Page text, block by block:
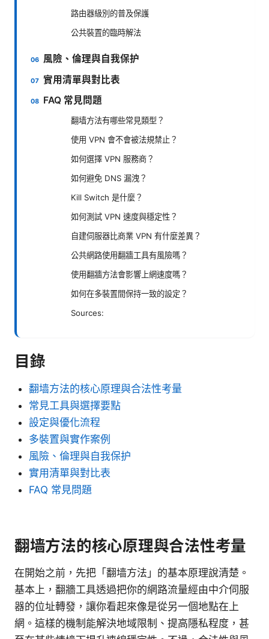
路由器級別的普及保護
公共裝置的臨時解法
風險、倫理與自我保护
實用清單與對比表
FAQ 常見問題
翻墙方法有哪些常見類型？
使用 VPN 會不會被法規禁止？
如何選擇 VPN 服務商？
如何避免 DNS 漏洩？
Kill Switch 是什麼？
如何測試 VPN 速度與穩定性？
自建伺服器比商業 VPN 有什麼差異？
公共網路使用翻牆工具有風險嗎？
使用翻牆方法會影響上網速度嗎？
如何在多裝置間保持一致的設定？
Sources:
目錄
翻墙方法的核心原理與合法性考量
常見工具與選擇要點
設定與優化流程
多裝置與實作案例
風險、倫理與自我保护
實用清單與對比表
FAQ 常見問題
翻墙方法的核心原理與合法性考量
在開始之前，先把「翻墙方法」的基本原理說清楚。
基本上，翻牆工具透過把你的網路流量經由中介伺服
器的位址轉發，讓你看起來像是從另一個地點在上
網。這樣的機制能解決地域限制、提高隱私程度，甚